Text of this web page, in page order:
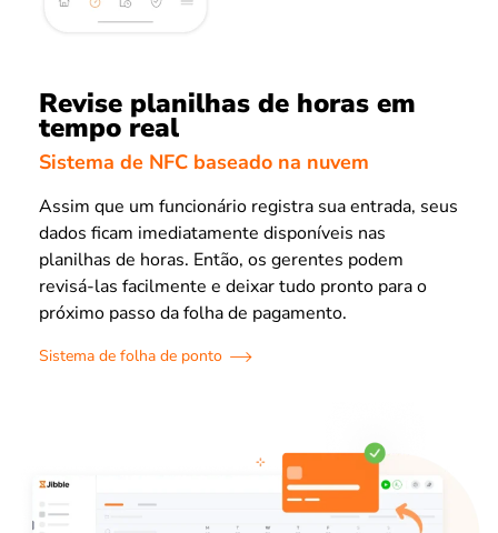
Revise planilhas de horas em
tempo real
Sistema de NFC baseado na nuvem
Assim que um funcionário registra sua entrada, seus
dados ficam imediatamente disponíveis nas
planilhas de horas. Então, os gerentes podem
revisá-las facilmente e deixar tudo pronto para o
próximo passo da folha de pagamento.
Sistema de folha de ponto